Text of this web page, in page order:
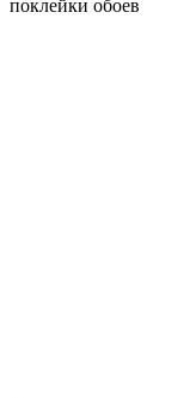
поклейки обоев